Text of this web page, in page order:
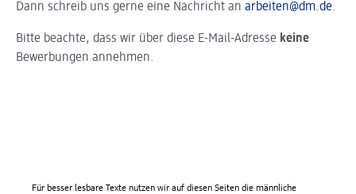
Dann schreib uns gerne eine Nachricht an arbeiten@dm.de.
Bitte beachte, dass wir über diese E-Mail-Adresse keine
Bewerbungen annehmen.
Für besser lesbare Texte nutzen wir auf diesen Seiten die männliche